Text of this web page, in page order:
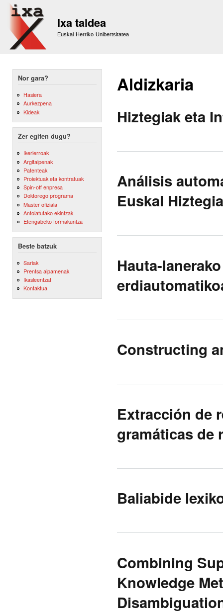
Ixa taldea
Euskal Herriko Unibertsitatea
Nor gara?
Hasiera
Aurkezpena
Kideak
Zer egiten dugu?
Ikerlerroak
Argitalpenak
Patenteak
Proiektuak eta kontratuak
Spin-off enpresa
Doktorego programa
Master ofiziala
Antolatutako ekintzak
Etengabeko formakuntza
Beste batzuk
Sariak
Prentsa aipamenak
Ikasleentzat
Kontaktua
Aldizkaria
Hiztegiak eta
Análisis
Euskal Hiztegia
Hauta-
Constructing
Extracción de
gramáticas de
Baliabide
Combining
Knowledge